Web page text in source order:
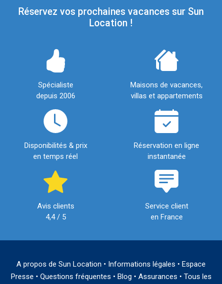
Réservez vos prochaines vacances sur Sun
Location !
Spécialiste
depuis 2006
Maisons de vacances,
villas et appartements
Disponibilités & prix
en temps réel
Réservation en ligne
instantanée
Avis clients
4,4 / 5
Service client
en France
A propos de Sun Location • Informations légales • Espace
Presse • Questions fréquentes • Blog • Assurances • Tous les